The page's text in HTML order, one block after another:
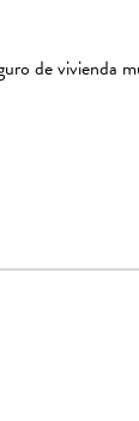
de vivienda